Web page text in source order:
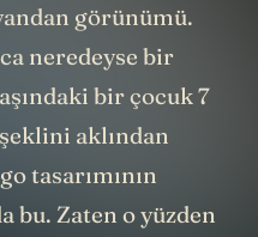
görünümü.
neredeyse bir
bir çocuk 7
aklından
tasarımının
bu. Zaten o yüzden